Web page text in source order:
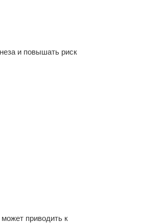
и повышать риск
приводить к